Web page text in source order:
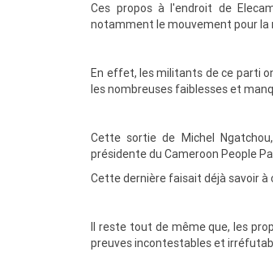
Ces propos à l'endroit de
notamment le mouvement pour la
En effet, les militants de ce parti
les nombreuses faiblesses et
Cette sortie de Michel
présidente du Cameroon People
Cette dernière faisait déjà savoir
Il reste tout de même que, les
preuves incontestables et